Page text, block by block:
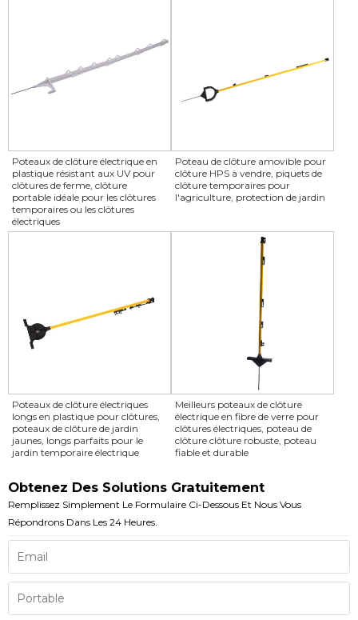
Poteaux de clôture électrique en
plastique résistant aux UV pour
clôtures de ferme, clôture
portable idéale pour les clôtures
temporaires ou les clôtures
électriques
Poteau de clôture amovible pour
clôture HPS à vendre, piquets de
clôture temporaires pour
l'agriculture, protection de jardin
Poteaux de clôture électriques
longs en plastique pour clôtures,
poteaux de clôture de jardin
jaunes, longs parfaits pour le
jardin temporaire électrique
Meilleurs poteaux de clôture
électrique en fibre de verre pour
clôtures électriques, poteau de
clôture clôture robuste, poteau
fiable et durable
Obtenez Des Solutions Gratuitement
Remplissez Simplement Le Formulaire Ci-Dessous Et Nous Vous
Répondrons Dans Les 24 Heures.